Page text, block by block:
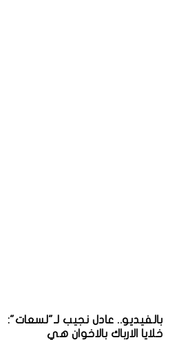
بالفيديو.. عادل نجيب لـ"لسعات":
خلايا الارباك بالاخوان هي